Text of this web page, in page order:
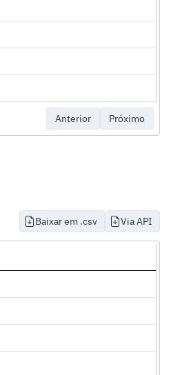
Anterior Próximo
Baixar em .csv Via API